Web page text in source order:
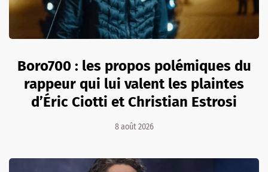
Boro700 : les propos polémiques du
rappeur qui lui valent les plaintes
d’Éric Ciotti et Christian Estrosi
8 août 2026